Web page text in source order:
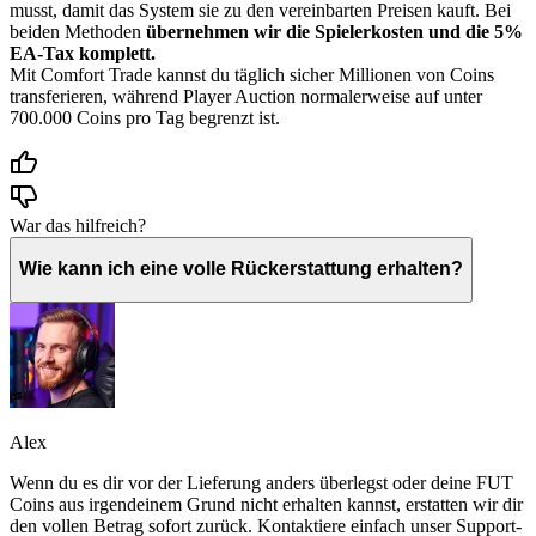
musst, damit das System sie zu den vereinbarten Preisen kauft. Bei
beiden Methoden übernehmen wir die Spielerkosten und die 5%
EA-Tax komplett.
Mit Comfort Trade kannst du täglich sicher Millionen von Coins
transferieren, während Player Auction normalerweise auf unter
700.000 Coins pro Tag begrenzt ist.
War das hilfreich?
Wie kann ich eine volle Rückerstattung erhalten?
Alex
Wenn du es dir vor der Lieferung anders überlegst oder deine FUT
Coins aus irgendeinem Grund nicht erhalten kannst, erstatten wir dir
den vollen Betrag sofort zurück. Kontaktiere einfach unser Support-